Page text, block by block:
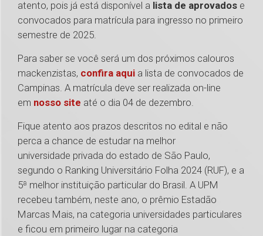
atento, pois já está disponível a lista de aprovados e
convocados para matrícula para ingresso no primeiro
semestre de 2025.
Para saber se você será um dos próximos calouros
mackenzistas, confira aqui a lista de convocados de
Campinas. A matrícula deve ser realizada on-line
em nosso site até o dia 04 de dezembro.
Fique atento aos prazos descritos no edital e não
perca a chance de estudar na melhor
universidade privada do estado de São Paulo,
segundo o Ranking Universitário Folha 2024 (RUF), e a
5ª melhor instituição particular do Brasil. A UPM
recebeu também, neste ano, o prêmio Estadão
Marcas Mais, na categoria universidades particulares
e ficou em primeiro lugar na categoria